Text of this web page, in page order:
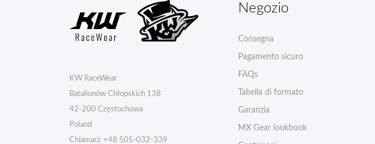
KW RaceWear
Batalionów Chłopskich 138
42-200 Częstochowa
Poland
Chiamaci: +48 505-032-339
Negozio
Consegna
Pagamento sicuro
FAQs
Tabella di formato
Garanzia
MX Gear lookbook